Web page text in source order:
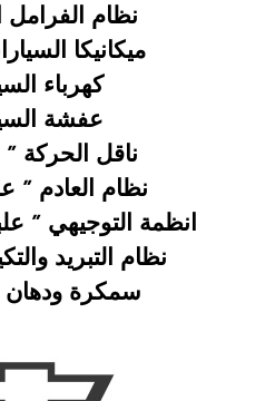
نظام الفرامل
ميكانيكا
كهرباء
عفشة
ناقل الحركة
نظام العادم ”
انظمة التوجيهي ”
نظام التبريد
سمكرة ودهان